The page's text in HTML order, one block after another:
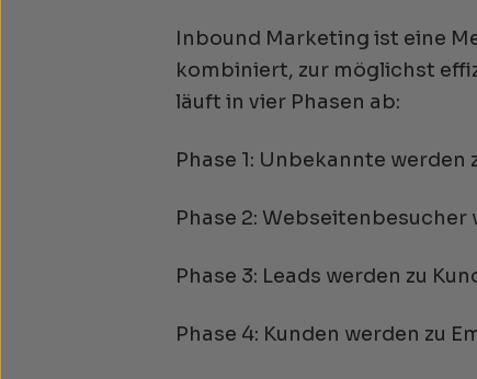
Inbound Marketing ist eine
kombiniert, zur möglichst
läuft in vier Phasen ab:
Phase 1: Unbekannte
Phase 2: Webseitenbesucher
Phase 3: Leads werden zu
Phase 4: Kunden werden zu